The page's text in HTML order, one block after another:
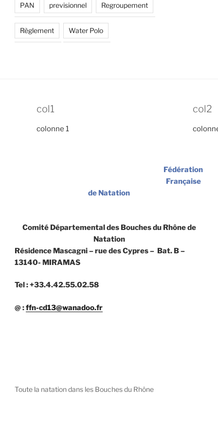
PAN previsionnel Regroupement
Règlement Water Polo
col1
colonne 1
col2
Fédération
Française
de Natation
Comité Départemental des Bouches du Rhône de
Natation
Résidence Mascagni – rue des Cypres – Bat. B –
13140- MIRAMAS
Tel : +33.4.42.55.02.58
@ :ffn-cd13@wanadoo.fr
Toute la natation dans les Bouches du Rhône